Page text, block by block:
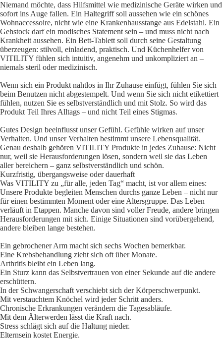
Niemand möchte, dass Hilfsmittel wie medizinische Geräte wirken und
sofort ins Auge fallen. Ein Haltegriff soll aussehen wie ein schönes
Wohnaccessoire, nicht wie eine Krankenhausstange aus Edelstahl. Ein
Gehstock darf ein modisches Statement sein – und muss nicht nach
Krankheit aussehen. Ein Bett-Tablett soll durch seine Gestaltung
überzeugen: stilvoll, einladend, praktisch. Und Küchenhelfer von
VITILITY fühlen sich intuitiv, angenehm und unkompliziert an –
niemals steril oder medizinisch.
Wenn sich ein Produkt nahtlos in Ihr Zuhause einfügt, fühlen Sie sich
beim Benutzen nicht abgestempelt. Und wenn Sie sich nicht etikettiert
fühlen, nutzen Sie es selbstverständlich und mit Stolz. So wird das
Produkt Teil Ihres Alltags – und nicht Teil eines Stigmas.
Gutes Design beeinflusst unser Gefühl. Gefühle wirken auf unser
Verhalten. Und unser Verhalten bestimmt unsere Lebensqualität.
Genau deshalb gehören VITILITY Produkte in jedes Zuhause: Nicht
nur, weil sie Herausforderungen lösen, sondern weil sie das Leben
aller bereichern – ganz selbstverständlich und schön.
Kurzfristig, übergangsweise oder dauerhaft
Was VITILITY zu „für alle, jeden Tag“ macht, ist vor allem eines:
Unsere Produkte begleiten Menschen durchs ganze Leben – nicht nur
für einen bestimmten Moment oder eine Altersgruppe. Das Leben
verläuft in Etappen. Manche davon sind voller Freude, andere bringen
Herausforderungen mit sich. Einige Situationen sind vorübergehend,
andere bleiben lange bestehen.
Ein gebrochener Arm macht sich sechs Wochen bemerkbar.
Eine Krebsbehandlung zieht sich oft über Monate.
Arthritis bleibt ein Leben lang.
Ein Sturz kann das Selbstvertrauen von einer Sekunde auf die andere
erschüttern.
In der Schwangerschaft verschiebt sich der Körperschwerpunkt.
Mit verstauchtem Knöchel wird jeder Schritt anders.
Chronische Erkrankungen verändern die Tagesabläufe.
Mit dem Älterwerden lässt die Kraft nach.
Stress schlägt sich auf die Haltung nieder.
Elternsein kostet Energie.